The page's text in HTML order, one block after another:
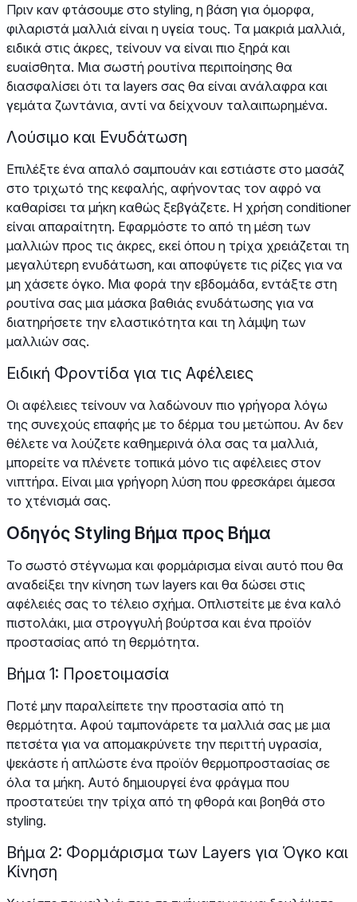
Πριν καν φτάσουμε στο styling, η βάση για όμορφα,
φιλαριστά μαλλιά είναι η υγεία τους. Τα μακριά μαλλιά,
ειδικά στις άκρες, τείνουν να είναι πιο ξηρά και
ευαίσθητα. Μια σωστή ρουτίνα περιποίησης θα
διασφαλίσει ότι τα layers σας θα είναι ανάλαφρα και
γεμάτα ζωντάνια, αντί να δείχνουν ταλαιπωρημένα.
Λούσιμο και Ενυδάτωση
Επιλέξτε ένα απαλό σαμπουάν και εστιάστε στο μασάζ
στο τριχωτό της κεφαλής, αφήνοντας τον αφρό να
καθαρίσει τα μήκη καθώς ξεβγάζετε. Η χρήση conditioner
είναι απαραίτητη. Εφαρμόστε το από τη μέση των
μαλλιών προς τις άκρες, εκεί όπου η τρίχα χρειάζεται τη
μεγαλύτερη ενυδάτωση, και αποφύγετε τις ρίζες για να
μη χάσετε όγκο. Μια φορά την εβδομάδα, εντάξτε στη
ρουτίνα σας μια μάσκα βαθιάς ενυδάτωσης για να
διατηρήσετε την ελαστικότητα και τη λάμψη των
μαλλιών σας.
Ειδική Φροντίδα για τις Αφέλειες
Οι αφέλειες τείνουν να λαδώνουν πιο γρήγορα λόγω
της συνεχούς επαφής με το δέρμα του μετώπου. Αν δεν
θέλετε να λούζετε καθημερινά όλα σας τα μαλλιά,
μπορείτε να πλένετε τοπικά μόνο τις αφέλειες στον
νιπτήρα. Είναι μια γρήγορη λύση που φρεσκάρει άμεσα
το χτένισμά σας.
Οδηγός Styling Βήμα προς Βήμα
Το σωστό στέγνωμα και φορμάρισμα είναι αυτό που θα
αναδείξει την κίνηση των layers και θα δώσει στις
αφέλειές σας το τέλειο σχήμα. Οπλιστείτε με ένα καλό
πιστολάκι, μια στρογγυλή βούρτσα και ένα προϊόν
προστασίας από τη θερμότητα.
Βήμα 1: Προετοιμασία
Ποτέ μην παραλείπετε την προστασία από τη
θερμότητα. Αφού ταμπονάρετε τα μαλλιά σας με μια
πετσέτα για να απομακρύνετε την περιττή υγρασία,
ψεκάστε ή απλώστε ένα προϊόν θερμοπροστασίας σε
όλα τα μήκη. Αυτό δημιουργεί ένα φράγμα που
προστατεύει την τρίχα από τη φθορά και βοηθά στο
styling.
Βήμα 2: Φορμάρισμα των Layers για Όγκο και
Κίνηση